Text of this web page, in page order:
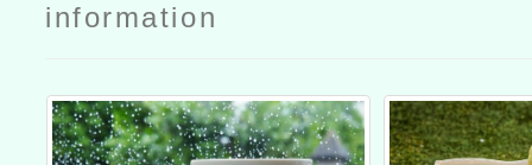
information